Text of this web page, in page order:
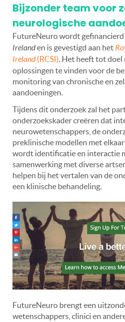
Bijzonder team voor
neurologische
FutureNeuro wordt
Irelanden is gevestigd aan het
Ireland(RCSI). Het heeft tot doel
oplossingen te vinden voor de
monitoring van chronische en
aandoeningen.
Tijdens dit onderzoek zal het
onderzoekskader creëren dat
neurowetenschappers, de
preklinische modellen met
wordt identificatie en interactie
samenwerking met diverse
helpen bij het vertalen van de
een klinische behandeling.
FutureNeuro brengt een
wetenschappers, clinici en